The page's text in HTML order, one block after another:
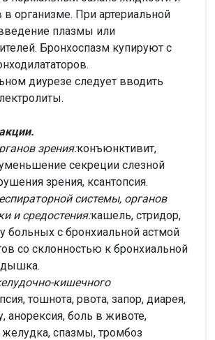
в организме. При артериальной
плазмы или
Бронхоспазм купируют с
диурезе следует вводить
зрения:конъюнктивит,
уменьшение секреции слезной
зрения, ксантопсия.
системы, органов
и средостения:кашель, стридор,
больных с бронхиальной астмой
со склонностью к бронхиальной
кишечного
тошнота, рвота, запор, диарея,
анорексия, боль в животе,
спазмы, тромбоз